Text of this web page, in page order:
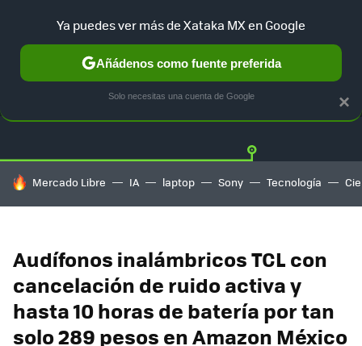
GUÍA DE COMPRAS MERCADO LIBRE
HOY SE HABLA DE
Mercado Libre IA laptop Sony Tecnología
Audífonos inalámbricos TCL con
cancelación de ruido activa y
hasta 10 horas de batería por tan
solo 289 pesos en Amazon México
×
Ya puedes ver más de Xataka MX en Google
Añádenos como fuente preferida
Solo necesitas una cuenta de Google